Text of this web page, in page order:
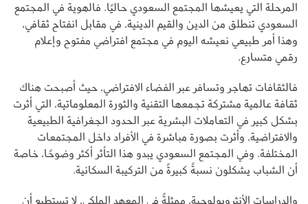
المرحلة التي يعيشها المجتمع السعودي حاليًا. فالهوية في المجتمع
السعودي تنطلق من الدين والقيم الدينية، في مقابل انفتاح ثقافي،
وهذا أمر طبيعي نعيشه اليوم في مجتمع افتراضي مفتوح وإعلام
رقمي متسارع.
فالثقافات تهاجر وتسافر عبر الفضاء الافتراضي، حيث أصبحت هناك
ثقافة عالمية مشتركة تجمعها التقنية والثورة المعلوماتية، التي أثرت
بشكل كبير في التعاملات البشرية عبر الحدود الجغرافية الطبيعية
والافتراضية، وأثرت بصورة مباشرة في الأفراد داخل المجتمعات
المختلفة. وفي المجتمع السعودي يبدو هذا التأثر أكثر وضوحًا، خاصة
أن الشباب يشكلون نسبةً كبيرةً من التركيبة السكانية.
والدراسات الأنثروبولوجية، ممثلةً في المعهد الملكي، لا تستطيع أن